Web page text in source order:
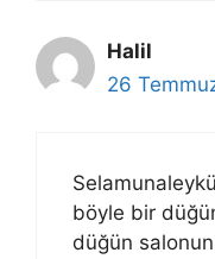
Halil
26
böyle bir
düğün